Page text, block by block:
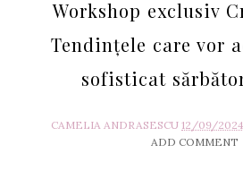
Workshop exclusiv
Tendințele care vor
sofisticat
CAMELIA ANDRASESCU 12/09/2024
ADD COMMENT